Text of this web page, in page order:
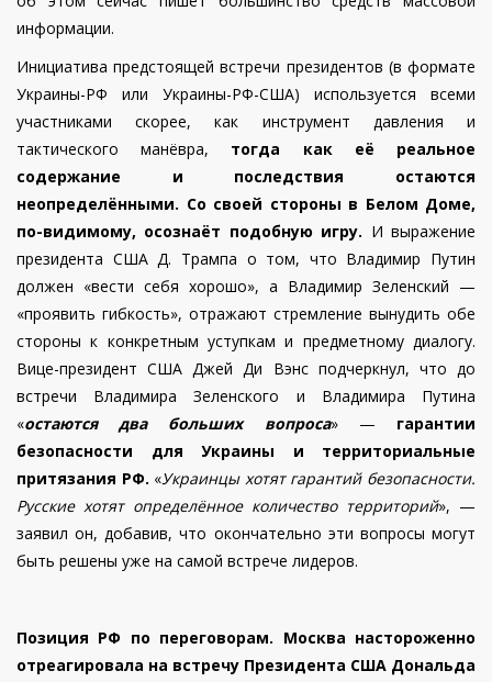
информации.
Инициатива предстоящей встречи президентов (в формате
Украины-РФ или Украины-РФ-США) используется всеми
участниками скорее, как инструмент давления и
тактического манёвра, тогда как её реальное
содержание и последствия остаются
неопределёнными. Со своей стороны в Белом Доме,
по-видимому, осознаёт подобную игру. И выражение
президента США Д. Трампа о том, что Владимир Путин
должен «вести себя хорошо», а Владимир Зеленский —
«проявить гибкость», отражают стремление вынудить обе
стороны к конкретным уступкам и предметному диалогу.
Вице-президент США Джей Ди Вэнс подчеркнул, что до
встречи Владимира Зеленского и Владимира Путина
«остаются два больших вопроса» — гарантии
безопасности для Украины и территориальные
притязания РФ. «Украинцы хотят гарантий безопасности.
Русские хотят определённое количество территорий», —
заявил он, добавив, что окончательно эти вопросы могут
быть решены уже на самой встрече лидеров.
Позиция РФ по переговорам. Москва настороженно
отреагировала на встречу Президента США Дональда